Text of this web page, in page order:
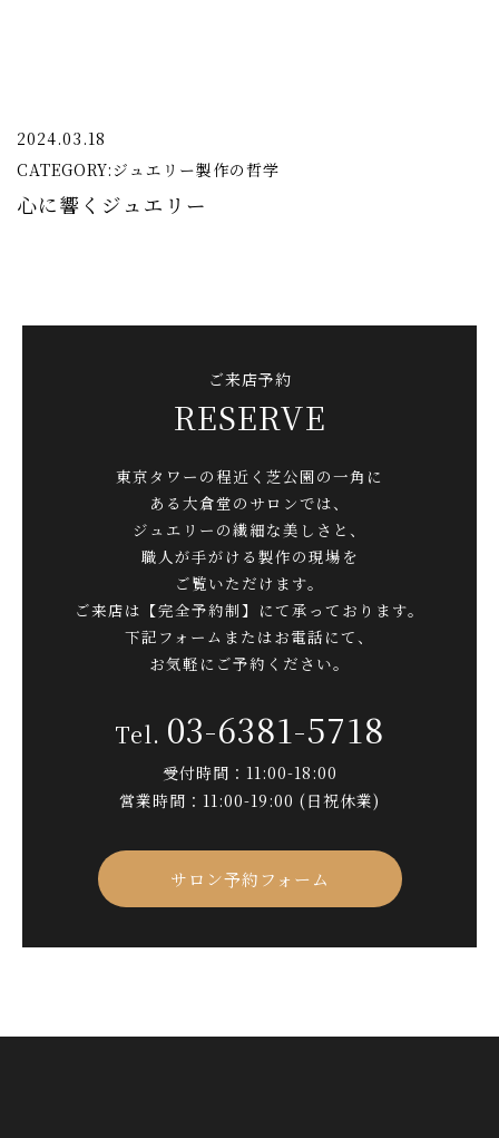
2024.03.18
CATEGORY: ジュエリー製作の哲学
心に響くジュエリー
ご来店予約
RESERVE
東京タワーの程近く芝公園の一角に
ある大倉堂のサロンでは、
ジュエリーの繊細な美しさと、
職人が手がける製作の現場を
ご覧いただけます。
ご来店は【完全予約制】にて承っております。
下記フォームまたはお電話にて、
お気軽にご予約ください。
03-6381-5718
受付時間：11:00-18:00
営業時間：11:00-19:00 (日祝休業)
サロン予約フォーム